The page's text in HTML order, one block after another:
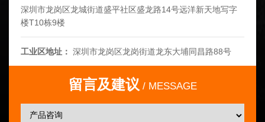
深圳市龙岗区龙城街道盛平社区盛龙路14号远洋新天地写字
楼T10栋9楼
工业区地址： 深圳市龙岗区龙岗街道龙东大埔同昌路88号
留言及建议 MESSAGE